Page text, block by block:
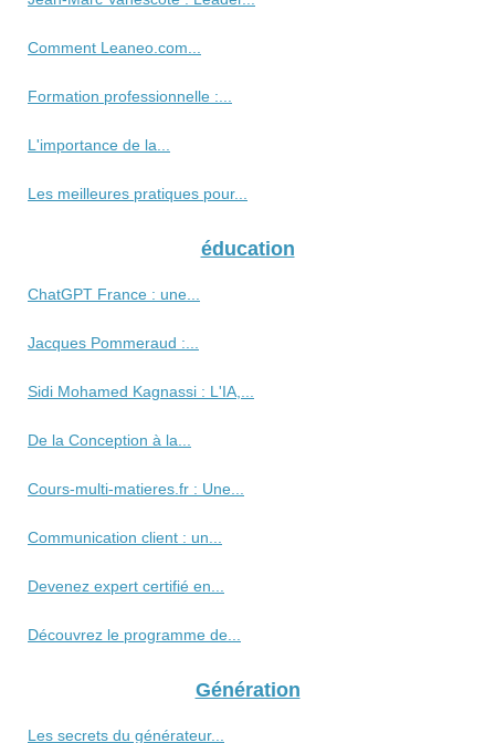
Comment Leaneo.com...
Formation professionnelle :...
L'importance de la...
Les meilleures pratiques pour...
éducation
ChatGPT France : une...
Jacques Pommeraud :...
Sidi Mohamed Kagnassi : L'IA,...
De la Conception à la...
Cours-multi-matieres.fr : Une...
Communication client : un...
Devenez expert certifié en...
Découvrez le programme de...
Génération
Les secrets du générateur...